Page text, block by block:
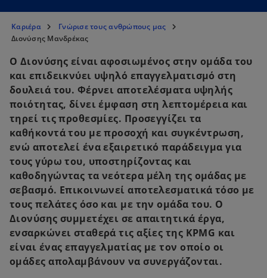
Καριέρα
Γνώρισε τους ανθρώπους μας
Διονύσης Μανδρέκας
Ο Διονύσης είναι αφοσιωμένος στην ομάδα του
και επιδεικνύει υψηλό επαγγελματισμό στη
δουλειά του. Φέρνει αποτελέσματα υψηλής
ποιότητας, δίνει έμφαση στη λεπτομέρεια και
τηρεί τις προθεσμίες. Προσεγγίζει τα
καθήκοντά του με προσοχή και συγκέντρωση,
ενώ αποτελεί ένα εξαιρετικό παράδειγμα για
τους γύρω του, υποστηρίζοντας και
καθοδηγώντας τα νεότερα μέλη της ομάδας με
σεβασμό. Επικοινωνεί αποτελεσματικά τόσο με
τους πελάτες όσο και με την ομάδα του. Ο
Διονύσης συμμετέχει σε απαιτητικά έργα,
ενσαρκώνει σταθερά τις αξίες της KPMG και
είναι ένας επαγγελματίας με τον οποίο οι
ομάδες απολαμβάνουν να συνεργάζονται.